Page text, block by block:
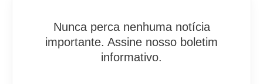
Nunca perca nenhuma notícia
importante. Assine nosso boletim
informativo.